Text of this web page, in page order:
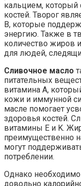
кальцием, который
костей. Творог
В, которые
энергию. Также в
количество жиров
для людей,
Сливочное масло
питательных
витамина А,
кожи и иммунной
масле помогает
здоровья костей.
витамины E и K.
преимущественно
могут
потреблении.
Однако необходимо
довольно